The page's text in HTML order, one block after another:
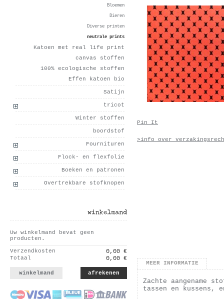
Bloemen
Dieren
Diverse printen
neutrale prints
Katoen met real life print
canvas stoffen
100% ecologische stoffen
Effen katoen bio
Satijn
tricot
Winter stoffen
boordstof
Fournituren
Flock- en flexfolie
Boeken en patronen
Overtrekbare stofknopen
Uw winkelmand bevat geen
producten.
Verzendkosten 0,00 €
Totaal 0,00 €
winkelmand afrekenen
Pin It
>info over
MEER INFORMATIE
Zachte aangename
tassen en kussens,